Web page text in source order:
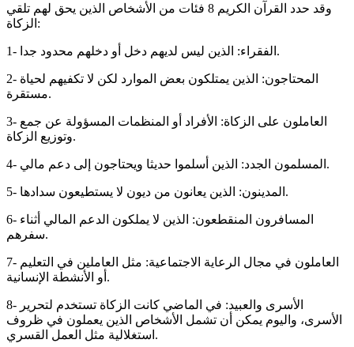
وقد حدد القرآن الكريم 8 فئات من الأشخاص الذين يحق لهم تلقي
الزكاة:
1- الفقراء: الذين ليس لديهم دخل أو دخلهم محدود جدا.
2- المحتاجون: الذين يمتلكون بعض الموارد لكن لا تكفيهم لحياة
مستقرة.
3- العاملون على الزكاة: الأفراد أو المنظمات المسؤولة عن جمع
وتوزيع الزكاة.
4- المسلمون الجدد: الذين أسلموا حديثا ويحتاجون إلى دعم مالي.
5- المدينون: الذين يعانون من ديون لا يستطيعون سدادها.
6- المسافرون المنقطعون: الذين لا يملكون الدعم المالي أثناء
سفرهم.
7- العاملون في مجال الرعاية الاجتماعية: مثل العاملين في التعليم
أو الأنشطة الإنسانية.
8- الأسرى والعبيد: في الماضي كانت الزكاة تستخدم لتحرير
الأسرى، واليوم يمكن أن تشمل الأشخاص الذين يعملون في ظروف
استغلالية مثل العمل القسري.